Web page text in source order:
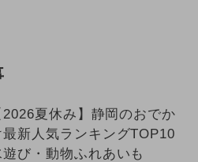
2026夏休み】静岡のおでか
最新人気ランキングTOP10
遊び・動物ふれあいも